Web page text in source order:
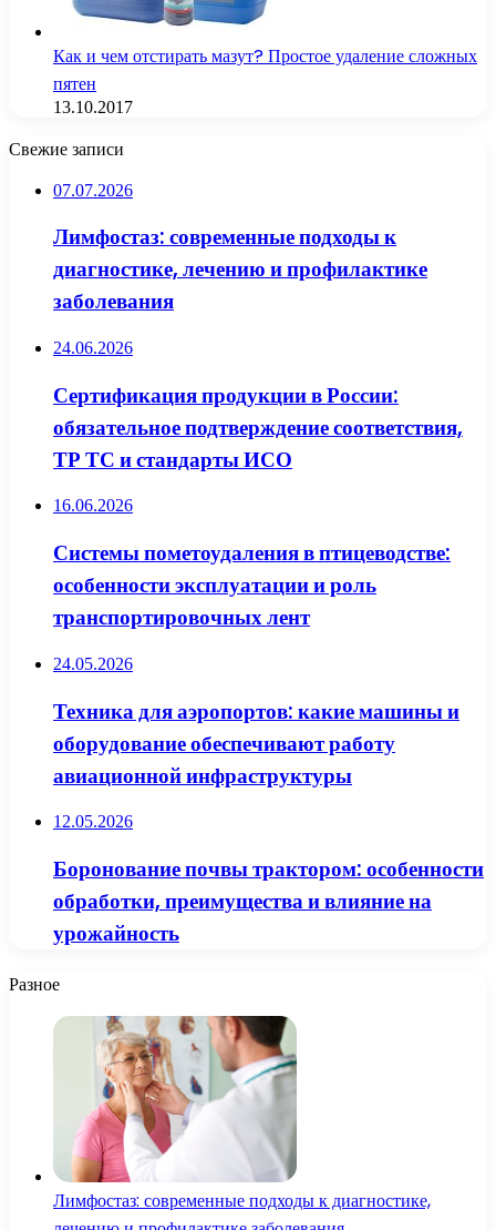
Как и чем отстирать мазут? Простое удаление сложных
пятен
13.10.2017
Свежие записи
07.07.2026
Лимфостаз: современные подходы к
диагностике, лечению и профилактике
заболевания
24.06.2026
Сертификация продукции в России:
обязательное подтверждение соответствия,
ТР ТС и стандарты ИСО
16.06.2026
Системы пометоудаления в птицеводстве:
особенности эксплуатации и роль
транспортировочных лент
24.05.2026
Техника для аэропортов: какие машины и
оборудование обеспечивают работу
авиационной инфраструктуры
12.05.2026
Боронование почвы трактором: особенности
обработки, преимущества и влияние на
урожайность
Разное
Лимфостаз: современные подходы к диагностике,